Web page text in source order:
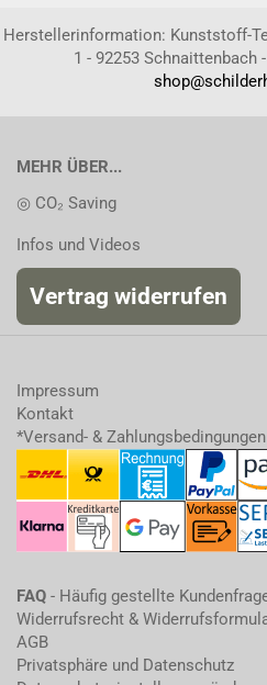
Herstellerinformation: Kunststoff-
1 - 92253 Schnaittenbach
MEHR ÜBER...
◎ CO₂ Saving
Infos und Videos
Vertrag widerrufen
Impressum
Kontakt
*Versand- & Zahlungsbedingungen
FAQ - Häufig gestellte
Widerrufsrecht &
AGB
Privatsphäre und Datenschutz